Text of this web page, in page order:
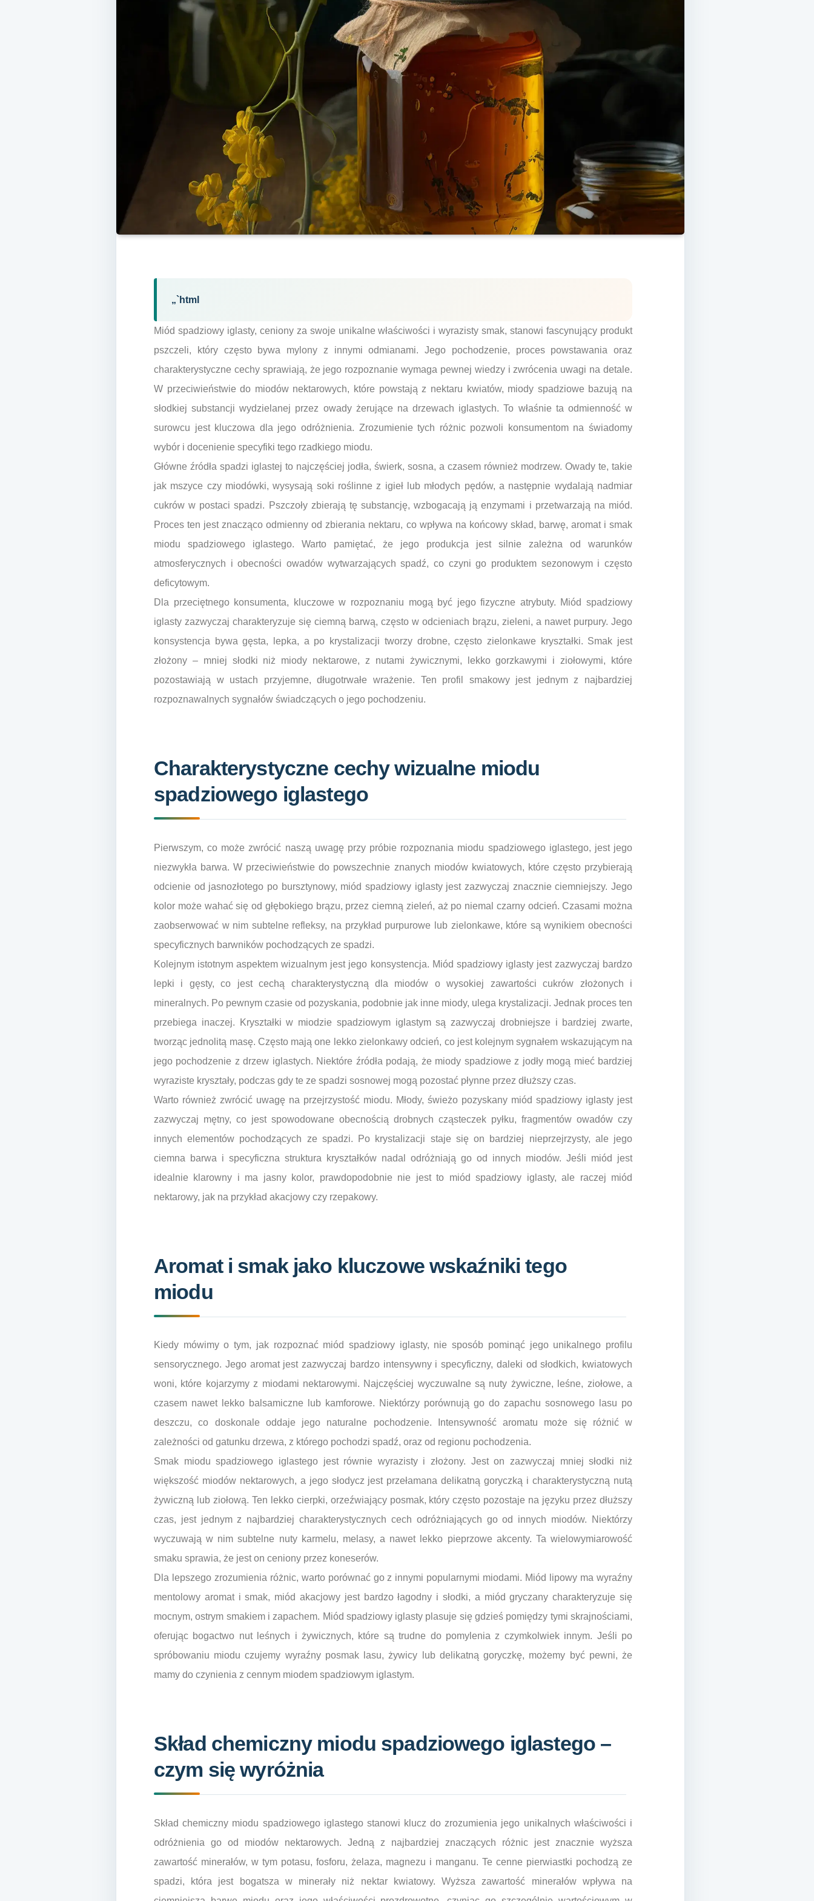
„`html
Miód spadziowy iglasty, ceniony za swoje unikalne właściwości i wyrazisty smak, stanowi fascynujący produkt
pszczeli, który często bywa mylony z innymi odmianami. Jego pochodzenie, proces powstawania oraz
charakterystyczne cechy sprawiają, że jego rozpoznanie wymaga pewnej wiedzy i zwrócenia uwagi na detale.
W przeciwieństwie do miodów nektarowych, które powstają z nektaru kwiatów, miody spadziowe bazują na
słodkiej substancji wydzielanej przez owady żerujące na drzewach iglastych. To właśnie ta odmienność w
surowcu jest kluczowa dla jego odróżnienia. Zrozumienie tych różnic pozwoli konsumentom na świadomy
wybór i docenienie specyfiki tego rzadkiego miodu.
Główne źródła spadzi iglastej to najczęściej jodła, świerk, sosna, a czasem również modrzew. Owady te, takie
jak mszyce czy miodówki, wysysają soki roślinne z igieł lub młodych pędów, a następnie wydalają nadmiar
cukrów w postaci spadzi. Pszczoły zbierają tę substancję, wzbogacają ją enzymami i przetwarzają na miód.
Proces ten jest znacząco odmienny od zbierania nektaru, co wpływa na końcowy skład, barwę, aromat i smak
miodu spadziowego iglastego. Warto pamiętać, że jego produkcja jest silnie zależna od warunków
atmosferycznych i obecności owadów wytwarzających spadź, co czyni go produktem sezonowym i często
deficytowym.
Dla przeciętnego konsumenta, kluczowe w rozpoznaniu mogą być jego fizyczne atrybuty. Miód spadziowy
iglasty zazwyczaj charakteryzuje się ciemną barwą, często w odcieniach brązu, zieleni, a nawet purpury. Jego
konsystencja bywa gęsta, lepka, a po krystalizacji tworzy drobne, często zielonkawe kryształki. Smak jest
złożony – mniej słodki niż miody nektarowe, z nutami żywicznymi, lekko gorzkawymi i ziołowymi, które
pozostawiają w ustach przyjemne, długotrwałe wrażenie. Ten profil smakowy jest jednym z najbardziej
rozpoznawalnych sygnałów świadczących o jego pochodzeniu.
Charakterystyczne cechy wizualne miodu
spadziowego iglastego
Pierwszym, co może zwrócić naszą uwagę przy próbie rozpoznania miodu spadziowego iglastego, jest jego
niezwykła barwa. W przeciwieństwie do powszechnie znanych miodów kwiatowych, które często przybierają
odcienie od jasnozłotego po bursztynowy, miód spadziowy iglasty jest zazwyczaj znacznie ciemniejszy. Jego
kolor może wahać się od głębokiego brązu, przez ciemną zieleń, aż po niemal czarny odcień. Czasami można
zaobserwować w nim subtelne refleksy, na przykład purpurowe lub zielonkawe, które są wynikiem obecności
specyficznych barwników pochodzących ze spadzi.
Kolejnym istotnym aspektem wizualnym jest jego konsystencja. Miód spadziowy iglasty jest zazwyczaj bardzo
lepki i gęsty, co jest cechą charakterystyczną dla miodów o wysokiej zawartości cukrów złożonych i
mineralnych. Po pewnym czasie od pozyskania, podobnie jak inne miody, ulega krystalizacji. Jednak proces ten
przebiega inaczej. Kryształki w miodzie spadziowym iglastym są zazwyczaj drobniejsze i bardziej zwarte,
tworząc jednolitą masę. Często mają one lekko zielonkawy odcień, co jest kolejnym sygnałem wskazującym na
jego pochodzenie z drzew iglastych. Niektóre źródła podają, że miody spadziowe z jodły mogą mieć bardziej
wyraziste kryształy, podczas gdy te ze spadzi sosnowej mogą pozostać płynne przez dłuższy czas.
Warto również zwrócić uwagę na przejrzystość miodu. Młody, świeżo pozyskany miód spadziowy iglasty jest
zazwyczaj mętny, co jest spowodowane obecnością drobnych cząsteczek pyłku, fragmentów owadów czy
innych elementów pochodzących ze spadzi. Po krystalizacji staje się on bardziej nieprzejrzysty, ale jego
ciemna barwa i specyficzna struktura kryształków nadal odróżniają go od innych miodów. Jeśli miód jest
idealnie klarowny i ma jasny kolor, prawdopodobnie nie jest to miód spadziowy iglasty, ale raczej miód
nektarowy, jak na przykład akacjowy czy rzepakowy.
Aromat i smak jako kluczowe wskaźniki tego
miodu
Kiedy mówimy o tym, jak rozpoznać miód spadziowy iglasty, nie sposób pominąć jego unikalnego profilu
sensorycznego. Jego aromat jest zazwyczaj bardzo intensywny i specyficzny, daleki od słodkich, kwiatowych
woni, które kojarzymy z miodami nektarowymi. Najczęściej wyczuwalne są nuty żywiczne, leśne, ziołowe, a
czasem nawet lekko balsamiczne lub kamforowe. Niektórzy porównują go do zapachu sosnowego lasu po
deszczu, co doskonale oddaje jego naturalne pochodzenie. Intensywność aromatu może się różnić w
zależności od gatunku drzewa, z którego pochodzi spadź, oraz od regionu pochodzenia.
Smak miodu spadziowego iglastego jest równie wyrazisty i złożony. Jest on zazwyczaj mniej słodki niż
większość miodów nektarowych, a jego słodycz jest przełamana delikatną goryczką i charakterystyczną nutą
żywiczną lub ziołową. Ten lekko cierpki, orzeźwiający posmak, który często pozostaje na języku przez dłuższy
czas, jest jednym z najbardziej charakterystycznych cech odróżniających go od innych miodów. Niektórzy
wyczuwają w nim subtelne nuty karmelu, melasy, a nawet lekko pieprzowe akcenty. Ta wielowymiarowość
smaku sprawia, że jest on ceniony przez koneserów.
Dla lepszego zrozumienia różnic, warto porównać go z innymi popularnymi miodami. Miód lipowy ma wyraźny
mentolowy aromat i smak, miód akacjowy jest bardzo łagodny i słodki, a miód gryczany charakteryzuje się
mocnym, ostrym smakiem i zapachem. Miód spadziowy iglasty plasuje się gdzieś pomiędzy tymi skrajnościami,
oferując bogactwo nut leśnych i żywicznych, które są trudne do pomylenia z czymkolwiek innym. Jeśli po
spróbowaniu miodu czujemy wyraźny posmak lasu, żywicy lub delikatną goryczkę, możemy być pewni, że
mamy do czynienia z cennym miodem spadziowym iglastym.
Skład chemiczny miodu spadziowego iglastego –
czym się wyróżnia
Skład chemiczny miodu spadziowego iglastego stanowi klucz do zrozumienia jego unikalnych właściwości i
odróżnienia go od miodów nektarowych. Jedną z najbardziej znaczących różnic jest znacznie wyższa
zawartość minerałów, w tym potasu, fosforu, żelaza, magnezu i manganu. Te cenne pierwiastki pochodzą ze
spadzi, która jest bogatsza w minerały niż nektar kwiatowy. Wyższa zawartość minerałów wpływa na